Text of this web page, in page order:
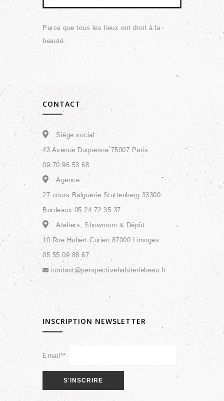
Parce que tous les lieux ont droit à la
beauté.
CONTACT
Siège social :
43 Avenue Duquesne 75007 Paris
09 70 96 53 68
Agence :
27 cours Balguerie Stuttenberg 33300
Bordeaux 05 24 72 35 37
Ateliers, Showroom & Dépôt :
10 Rue Hubert Curien 87000 Limoges
05 55 09 88 67
contact@perspectivehabiterlebeau.fr
INSCRIPTION NEWSLETTER
Email**